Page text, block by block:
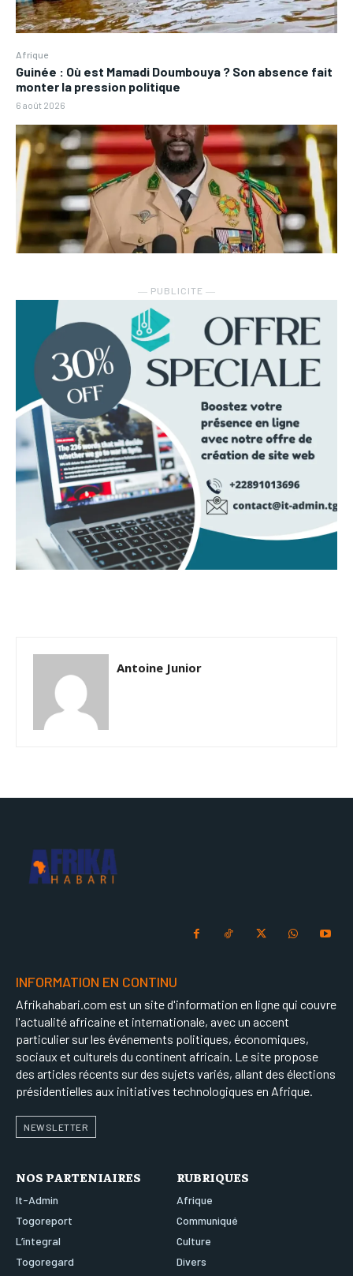
Afrique
Guinée : Où est Mamadi Doumbouya ? Son absence fait
monter la pression politique
6 août 2026
― PUBLICITE ―
Antoine Junior
INFORMATION EN CONTINU
Afrikahabari.com est un site d'information en ligne qui couvre
l'actualité africaine et internationale, avec un accent
particulier sur les événements politiques, économiques,
sociaux et culturels du continent africain. Le site propose
des articles récents sur des sujets variés, allant des élections
présidentielles aux initiatives technologiques en Afrique.
NEWSLETTER
NOS PARTENIAIRES
It-Admin
Togoreport
L’integral
Togoregard
RUBRIQUES
Afrique
Communiqué
Culture
Divers